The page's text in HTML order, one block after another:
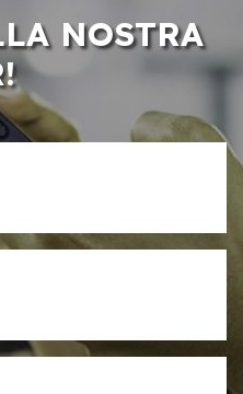
NOSTRA